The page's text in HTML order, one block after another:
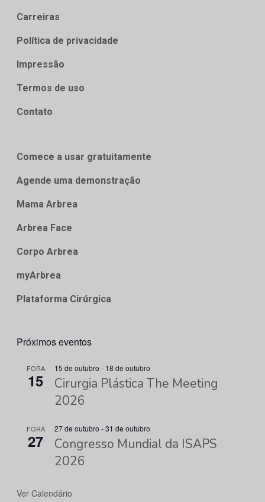
Carreiras
Política de privacidade
Impressão
Termos de uso
Contato
Comece a usar gratuitamente
Agende uma demonstração
Mama Arbrea
Arbrea Face
Corpo Arbrea
myArbrea
Plataforma Cirúrgica
Próximos eventos
FORA
15
15 de outubro - 18 de outubro
Cirurgia Plástica The Meeting
2026
FORA
27
27 de outubro -31 de outubro
Congresso Mundial da ISAPS
2026
Ver Calendário